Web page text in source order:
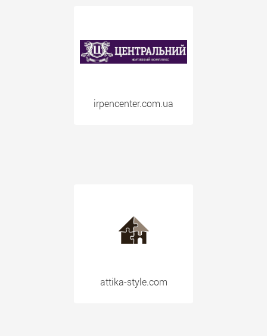
irpencenter.com.ua
attika-style.com